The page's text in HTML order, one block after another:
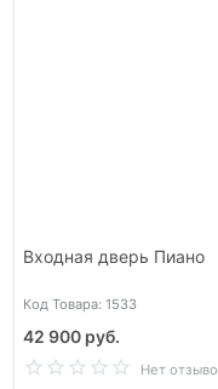
Входная дверь Пиано
Код Товара: 1533
42 900 руб.
Нет